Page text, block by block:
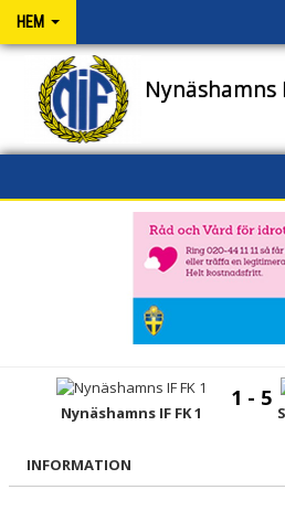
HEM
Nynäshamns
NIFENS FOND
KALENDER
Nynäshamns IF FK 1
1 - 5
INFORMATION